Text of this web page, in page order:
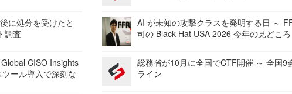
に処分を受けたと
調査
CISO Insights
ール導入で深刻な
AI が未知の攻撃クラスを発明する日 ～
司の Black Hat USA 2026 今年の見どころ
総務省が10月に全国でCTF開催 ～ 全国9
ライン